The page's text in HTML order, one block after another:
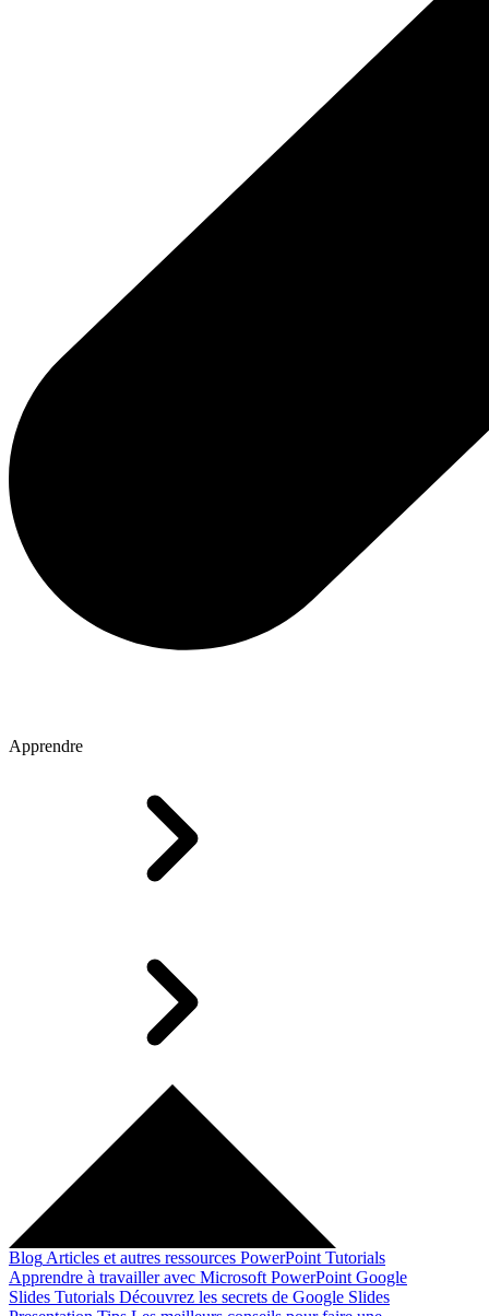
Apprendre
Blog Articles et autres ressources PowerPoint Tutorials
Apprendre à travailler avec Microsoft PowerPoint Google
Slides Tutorials Découvrez les secrets de Google Slides